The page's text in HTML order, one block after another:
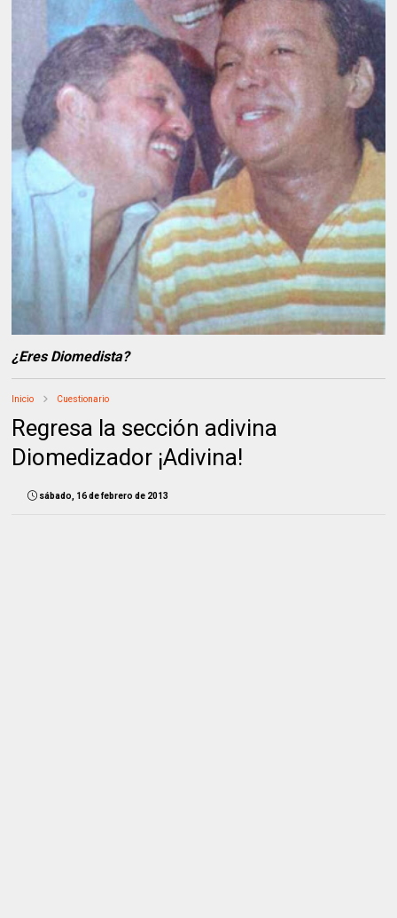
¿Eres Diomedista?
Inicio Cuestionario
Regresa la sección adivina
Diomedizador ¡Adivina!
sábado, 16 de febrero de 2013